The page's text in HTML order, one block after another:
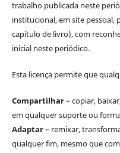
trabalho publicada neste
institucional, em site
capítulo de livro), com
inicial neste periódico.
Esta licença permite que
Compartilhar– copiar,
em qualquer suporte ou
Adaptar– remixar,
qualquer fim, mesmo que